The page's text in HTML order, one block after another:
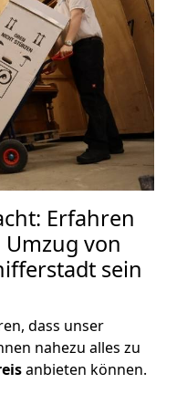
Erfahren
Umzug von
sein
dass unser
nahezu alles zu
anbieten können.